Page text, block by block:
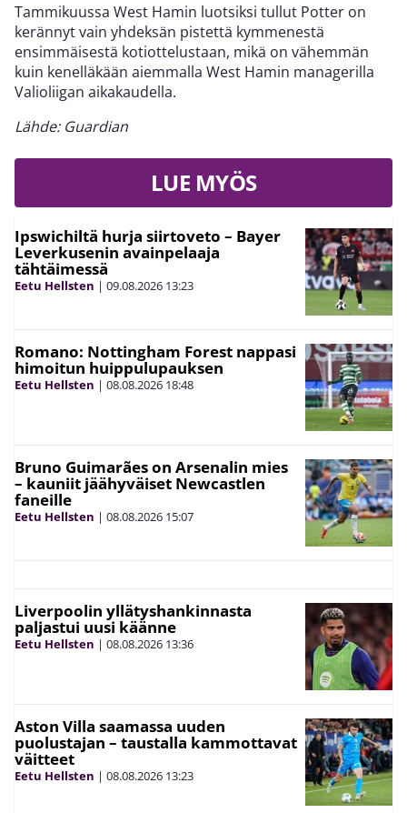
Tammikuussa West Hamin luotsiksi tullut Potter on
kerännyt vain yhdeksän pistettä kymmenestä
ensimmäisestä kotiottelustaan, mikä on vähemmän
kuin kenelläkään aiemmalla West Hamin managerilla
Valioliigan aikakaudella.
Lähde: Guardian
LUE MYÖS
Ipswichiltä hurja siirtoveto – Bayer
Leverkusenin avainpelaaja
tähtäimessä
Eetu Hellsten | 09.08.2026 13:23
Romano: Nottingham Forest nappasi
himoitun huippulupauksen
Eetu Hellsten | 08.08.2026 18:48
Bruno Guimarães on Arsenalin mies
– kauniit jäähyväiset Newcastlen
faneille
Eetu Hellsten | 08.08.2026 15:07
Liverpoolin yllätyshankinnasta
paljastui uusi käänne
Eetu Hellsten | 08.08.2026 13:36
Aston Villa saamassa uuden
puolustajan – taustalla kammottavat
väitteet
Eetu Hellsten | 08.08.2026 13:23